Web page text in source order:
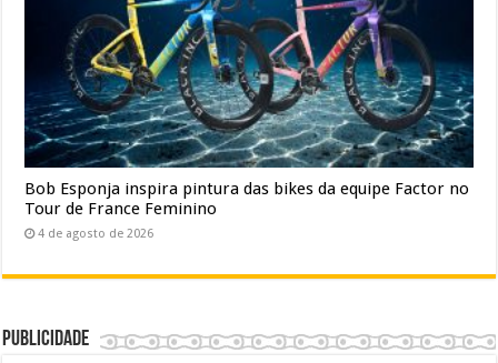
Bob Esponja inspira pintura das bikes da equipe Factor no
Tour de France Feminino
4 de agosto de 2026
Publicidade